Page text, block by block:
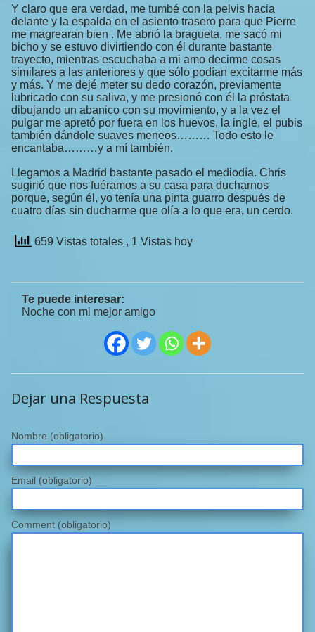
Y claro que era verdad, me tumbé con la pelvis hacia
delante y la espalda en el asiento trasero para que Pierre
me magrearan bien . Me abrió la bragueta, me sacó mi
bicho y se estuvo divirtiendo con él durante bastante
trayecto, mientras escuchaba a mi amo decirme cosas
similares a las anteriores y que sólo podían excitarme más
y más. Y me dejé meter su dedo corazón, previamente
lubricado con su saliva, y me presionó con él la próstata
dibujando un abanico con su movimiento, y a la vez el
pulgar me apretó por fuera en los huevos, la ingle, el pubis
también dándole suaves meneos……… Todo esto le
encantaba………y a mí también.
Llegamos a Madrid bastante pasado el mediodía. Chris
sugirió que nos fuéramos a su casa para ducharnos
porque, según él, yo tenía una pinta guarro después de
cuatro días sin ducharme que olía a lo que era, un cerdo.
659 Vistas totales , 1 Vistas hoy
Te puede interesar:
Noche con mi mejor amigo
Dejar una Respuesta
Nombre (obligatorio)
Email (obligatorio)
Comment (obligatorio)